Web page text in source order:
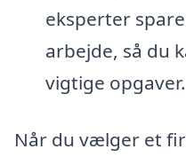
eksperter
arbejde, så du
vigtige opgaver.
Når du vælger et